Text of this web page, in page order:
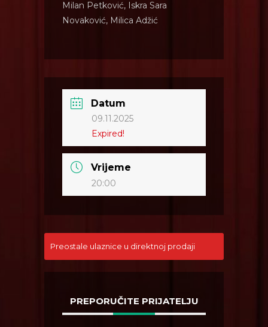
Milan Petković, Iskra Sara
Novaković, Milica Adžić
Datum
09.11.2025
Expired!
Vrijeme
20:00
Preostale ulaznice u direktnoj prodaji
PREPORUČITE PRIJATELJU